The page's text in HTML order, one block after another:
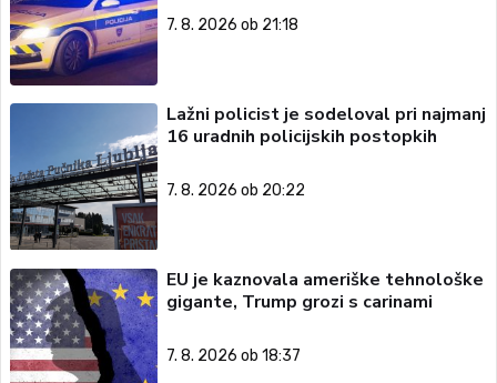
7. 8. 2026 ob 21:18
Lažni policist je sodeloval pri najmanj
16 uradnih policijskih postopkih
7. 8. 2026 ob 20:22
EU je kaznovala ameriške tehnološke
gigante, Trump grozi s carinami
7. 8. 2026 ob 18:37